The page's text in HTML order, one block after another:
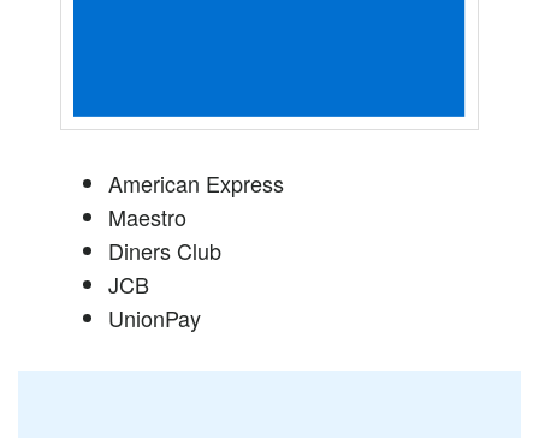
American Express
Maestro
Diners Club
JCB
UnionPay